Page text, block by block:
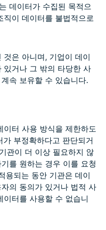
데이터가 수집된 목적으
이 데이터를 불법적으로
은 아니며, 기업이 데이
있거나 그 밖의 타당한 사
속 보유할 수 있습니다.
터 사용 방식을 제한하도
부정확하다고 판단되거
관이 더 이상 필요하지 않
를 원하는 경우 이를 요청
용되는 동안 기관은 데이
의 동의가 있거나 법적 사
터를 사용할 수 없습니